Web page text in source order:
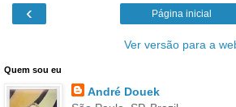
‹ Página inicial
Ver versão para a
Quem sou eu
André Douek